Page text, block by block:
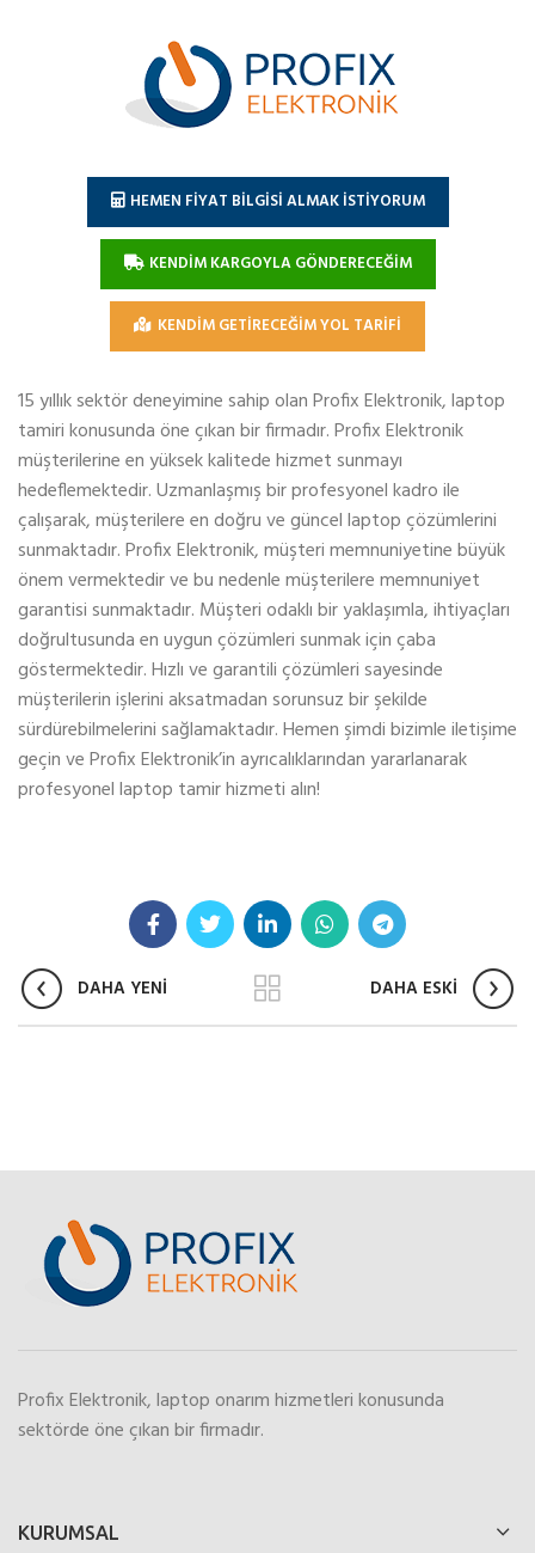
HEMEN FİYAT BİLGİSİ ALMAK İSTİYORUM
KENDİM KARGOYLA GÖNDERECEĞİM
KENDİM GETİRECEĞİM YOL TARİFİ
15 yıllık sektör deneyimine sahip olan Profix Elektronik, laptop
tamiri konusunda öne çıkan bir firmadır. Profix Elektronik
müşterilerine en yüksek kalitede hizmet sunmayı
hedeflemektedir. Uzmanlaşmış bir profesyonel kadro ile
çalışarak, müşterilere en doğru ve güncel laptop çözümlerini
sunmaktadır. Profix Elektronik, müşteri memnuniyetine büyük
önem vermektedir ve bu nedenle müşterilere memnuniyet
garantisi sunmaktadır. Müşteri odaklı bir yaklaşımla, ihtiyaçları
doğrultusunda en uygun çözümleri sunmak için çaba
göstermektedir. Hızlı ve garantili çözümleri sayesinde
müşterilerin işlerini aksatmadan sorunsuz bir şekilde
sürdürebilmelerini sağlamaktadır. Hemen şimdi bizimle iletişime
geçin ve Profix Elektronik’in ayrıcalıklarından yararlanarak
profesyonel laptop tamir hizmeti alın!
DAHA YENİ DAHA ESKİ
Profix Elektronik, laptop onarım hizmetleri konusunda
sektörde öne çıkan bir firmadır.
KURUMSAL